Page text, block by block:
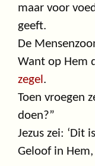
maar voor
geeft.
De
Want op Hem
zegel .
Toen vroegen
doen?”
Jezus zei: ‘Dit
Geloof in